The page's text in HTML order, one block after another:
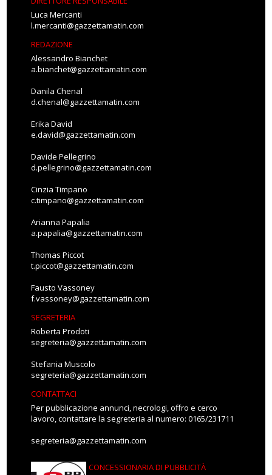
Luca Mercanti
l.mercanti@gazzettamatin.com
REDAZIONE
Alessandro Bianchet
a.bianchet@gazzettamatin.com
Danila Chenal
d.chenal@gazzettamatin.com
Erika David
e.david@gazzettamatin.com
Davide Pellegrino
d.pellegrino@gazzettamatin.com
Cinzia Timpano
c.timpano@gazzettamatin.com
Arianna Papalia
a.papalia@gazzettamatin.com
Thomas Piccot
t.piccot@gazzettamatin.com
Fausto Vassoney
f.vassoney@gazzettamatin.com
SEGRETERIA
Roberta Prodoti
segreteria@gazzettamatin.com
Stefania Muscolo
segreteria@gazzettamatin.com
CONTATTACI
Per pubblicazione annunci, necrologi, offro e cerco
lavoro, contattare la segreteria al numero: 0165/231711
segreteria@gazzettamatin.com
CONCESSIONARIA DI PUBBLICITÀ